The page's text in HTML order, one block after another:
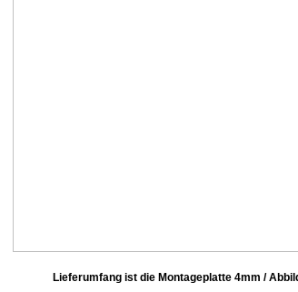
Lieferumfang ist die Montageplatte 4mm /